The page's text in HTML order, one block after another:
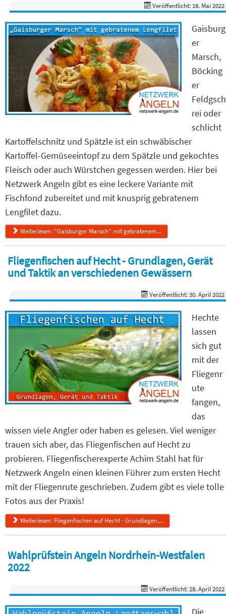
Veröffentlicht: 18. Mai 2022
Gaisburg
er
Marsch,
Böcking
er
Feldgsch
rei oder
schlicht
Kartoffelschnitz und Spätzle ist ein schwäbischer
Kartoffel-Gemüseeintopf zu dem Spätzle und gekochtes
Fleisch oder auch Würstchen gegessen werden. Hier bei
Netzwerk Angeln gibt es eine leckere Variante mit
Fischfond zubereitet und mit knusprig gebratenem
Lengfilet dazu.
Weiterlesen: "Gaisburger Marsch" mit gebratenem...
Fliegenfischen auf Hecht - Grundlagen, Gerät
und Taktik an verschiedenen Gewässern
Veröffentlicht: 30. April 2022
Hechte
lassen
sich gut
mit der
Fliegenr
ute
fangen,
das
wissen viele Angler oder haben es gelesen. Viel weniger
trauen sich aber, das Fliegenfischen auf Hecht zu
probieren. Fliegenfischerexperte Achim Stahl hat für
Netzwerk Angeln einen kleinen Führer zum ersten Hecht
mit der Fliegenrute geschrieben. Zudem gibt es viele tolle
Fotos aus der Praxis!
Weiterlesen: Fliegenfischen auf Hecht - Grundlagen,...
Wahlprüfstein Angeln Nordrhein-Westfalen
2022
Veröffentlicht: 28. April 2022
Die